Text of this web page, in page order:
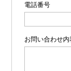
電話番号
お問い合わせ内